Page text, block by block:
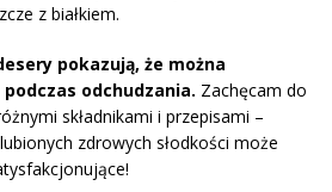
z białkiem.
pokazują, że można
odchudzania. Zachęcam do
składnikami i przepisami –
zdrowych słodkości może